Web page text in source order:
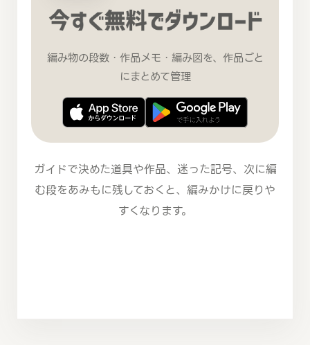
編み物の段数・作品メモ・編み図を、作品ごと
にまとめて管理
ガイドで決めた道具や作品、迷った記号、次に編
む段をあみもに残しておくと、編みかけに戻りや
すくなります。